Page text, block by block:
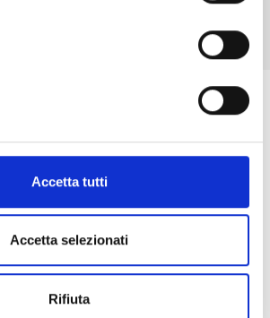
Accetta tutti
Accetta selezionati
Rifiuta
MAPPA